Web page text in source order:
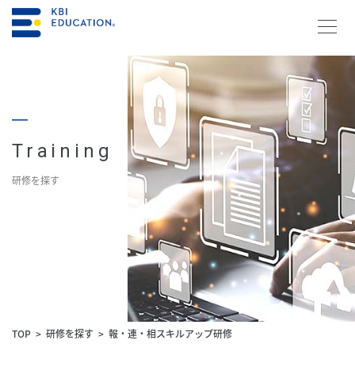
メルマガ登録
Training
研修を探す
TOP 研修を探す 報・連・相スキルアップ研修